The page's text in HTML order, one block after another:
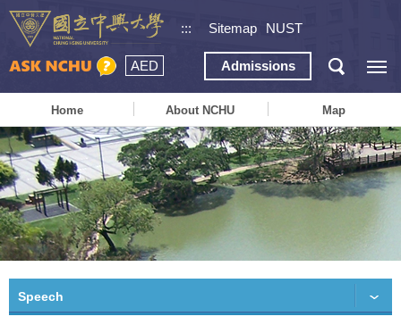
::: Sitemap NUST
AED Admissions
Home About NCHU Map
Speech